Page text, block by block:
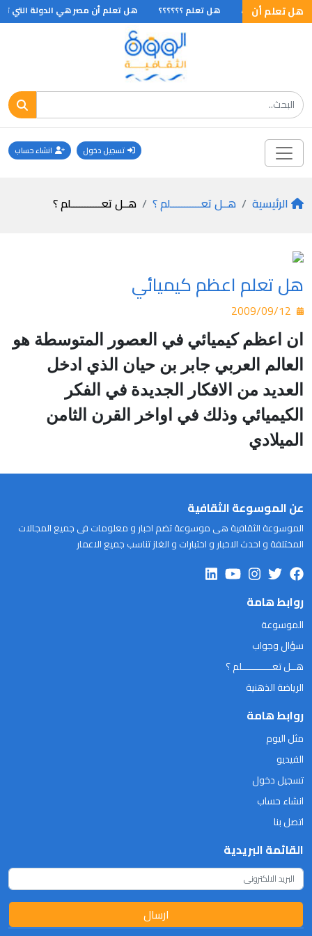
هل تعلم أن
تحت الحمراء هل تعلم ؟؟؟؟؟؟ هل تعلم أن مصر هي الدولة التي
تسجيل دخول انشاء حساب
الرئيسية هــل تعـــــــــــلم ؟ هــل تعـــــــــــلم ؟
هل تعلم اعظم كيميائي
ان اعظم كيميائي في العصور المتوسطة هو
العالم العربي جابر بن حيان الذي ادخل
العديد من الافكار الجديدة في الفكر
الكيميائي وذلك في اواخر القرن الثامن
الميلادي
عن الموسوعة الثقافية
الموسوعة الثقافية هى موسوعة تضم اخبار و معلومات فى جميع المجالات
المختلفة و احدث الاخبار و اختبارات و الغاز تناسب جميع الاعمار
روابط هامة
الموسوعة
سؤال وجواب
هــل تعـــــــــــلم ؟
الرياضة الذهنية
روابط هامة
مثل اليوم
الفيديو
تسجيل دخول
انشاء حساب
اتصل بنا
القائمة البريدية
ارسال